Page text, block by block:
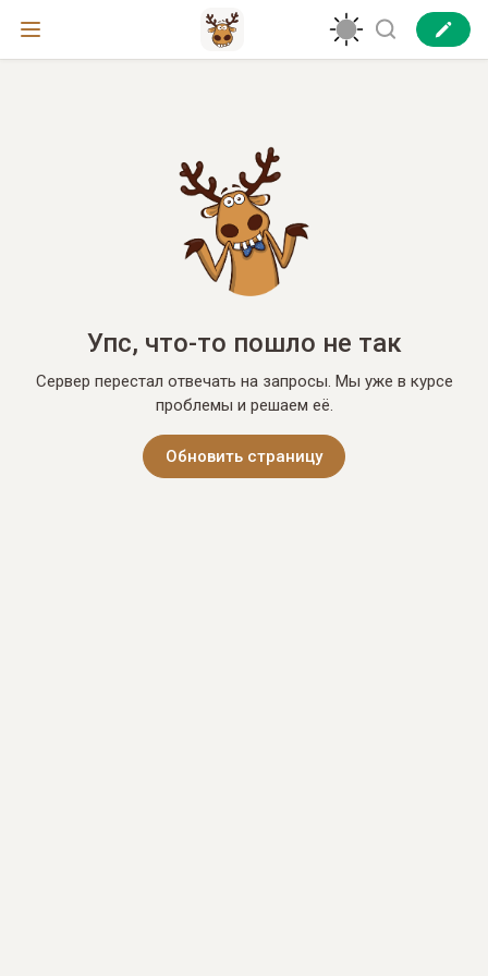
Упс, что-то пошло не так
Сервер перестал отвечать на запросы. Мы уже в курсе
проблемы и решаем её.
Обновить страницу